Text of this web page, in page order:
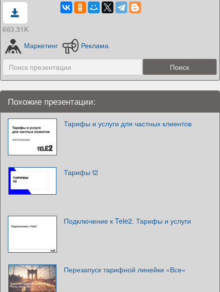
663.31K
Маркетинг
Реклама
Похожие презентации:
Тарифы и услуги для частных клиентов
Тарифы t2
Подключение к Tele2. Тарифы и услуги
Перезапуск тарифной линейки «Все»